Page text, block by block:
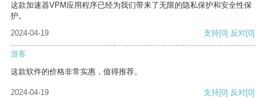
这款加速器VPM应用程序已经为我们带来了无限的隐私保护和安全性保
护。
2024-04-19
支持[0] 反对[0]
游客
这款软件的价格非常实惠，值得推荐。
2024-04-19 支持[0] 反对[0]